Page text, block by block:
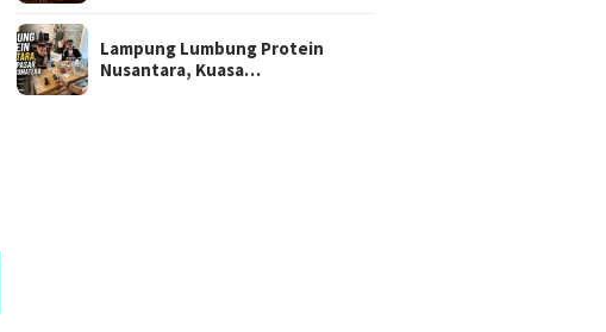
Lampung Lumbung Protein
Nusantara, Kuasa…